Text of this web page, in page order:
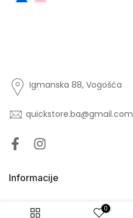
Igmanska 88, Vogošća
quickstore.ba@gmail.com
Informacije
0